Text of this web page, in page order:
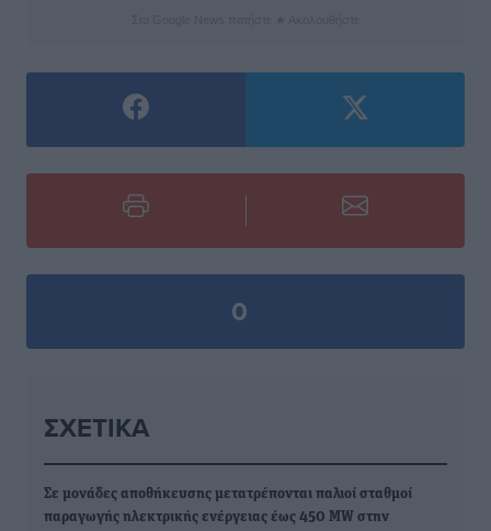
0
ΣΧΕΤΙΚΆ
Σε μονάδες αποθήκευσης μετατρέπονται παλιοί σταθμοί
παραγωγής ηλεκτρικής ενέργειας έως 450 MW στην